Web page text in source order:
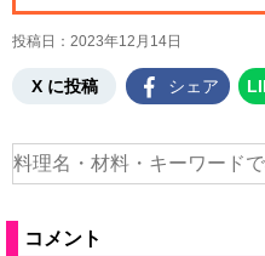
投稿日： 2023年12月14日
X に投稿 シェア
コメント